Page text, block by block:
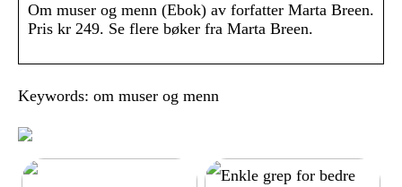
Om muser og menn (Ebok) av forfatter Marta Breen.
Pris kr 249. Se flere bøker fra Marta Breen.
Keywords: om muser og menn